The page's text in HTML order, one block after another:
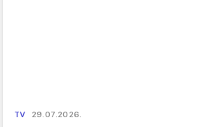
TV 29.07.2026.